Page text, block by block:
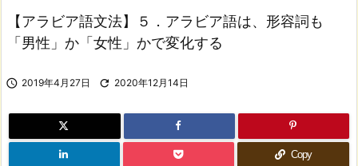
【アラビア語文法】５．アラビア語は、形容詞も
「男性」か「女性」かで変化する
 2019年4月27日  2020年12月14日
Copy